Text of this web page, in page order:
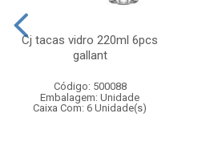
Cj tacas vidro 220ml 6pcs
gallant
Código: 500088
Embalagem: Unidade
Caixa Com: 6 Unidade(s)